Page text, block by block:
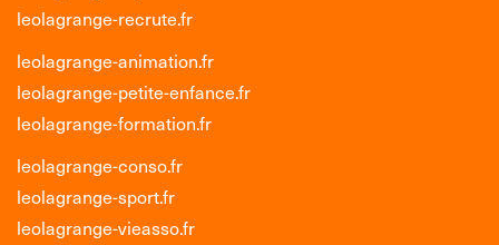
leolagrange-recrute.fr
leolagrange-animation.fr
leolagrange-petite-enfance.fr
leolagrange-formation.fr
leolagrange-conso.fr
leolagrange-sport.fr
leolagrange-vieasso.fr